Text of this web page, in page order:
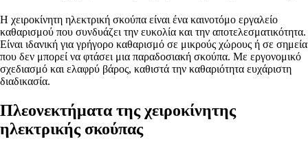
Η χειροκίνητη ηλεκτρική σκούπα είναι ένα καινοτόμο εργαλείο
καθαρισμού που συνδυάζει την ευκολία και την αποτελεσματικότητα.
Είναι ιδανική για γρήγορο καθαρισμό σε μικρούς χώρους ή σε σημεία
που δεν μπορεί να φτάσει μια παραδοσιακή σκούπα. Με εργονομικό
σχεδιασμό και ελαφρύ βάρος, καθιστά την καθαριότητα ευχάριστη
διαδικασία.
Πλεονεκτήματα της χειροκίνητης
ηλεκτρικής σκούπας